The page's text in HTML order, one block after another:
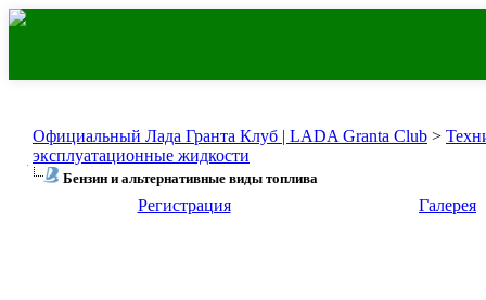
Официальный Лада Гранта Клуб | LADA Granta Club >
эксплуатационные жидкости
Бензин и альтернативные виды топлива
Регистрация Галерея